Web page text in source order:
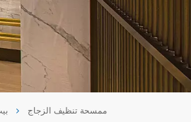
عربي
ممسحة تنظيف الزجاج